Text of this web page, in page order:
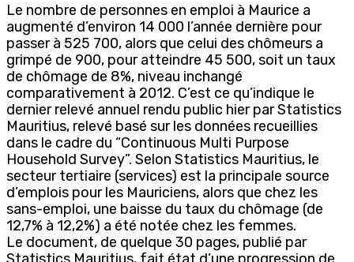
Le nombre de personnes en emploi à Maurice a
augmenté d’environ 14 000 l’année dernière pour
passer à 525 700, alors que celui des chômeurs a
grimpé de 900, pour atteindre 45 500, soit un taux
de chômage de 8%, niveau inchangé
comparativement à 2012. C’est ce qu’indique le
dernier relevé annuel rendu public hier par Statistics
Mauritius, relevé basé sur les données recueillies
dans le cadre du “Continuous Multi Purpose
Household Survey”. Selon Statistics Mauritius, le
secteur tertiaire (services) est la principale source
d’emplois pour les Mauriciens, alors que chez les
sans-emploi, une baisse du taux du chômage (de
12,7% à 12,2%) a été notée chez les femmes.
Le document, de quelque 30 pages, publié par